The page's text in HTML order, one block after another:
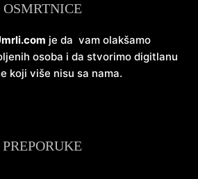
OSMRTNICE
je da vam olakšamo
osoba i da stvorimo digitlanu
koji više nisu sa nama.
PREPORUKE